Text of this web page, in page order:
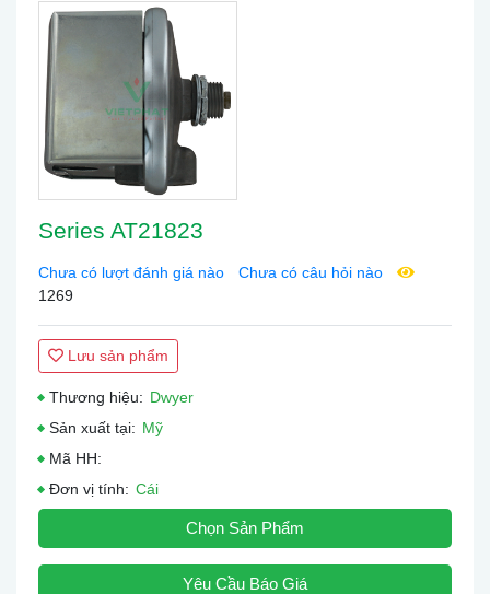
Series AT21823
Chưa có lượt đánh giá nào
Chưa có câu hỏi nào
1269
Lưu sản phẩm
Thương hiệu: Dwyer
Sản xuất tại: Mỹ
Mã HH:
Đơn vị tính: Cái
Chọn Sản Phẩm
Yêu Cầu Báo Giá